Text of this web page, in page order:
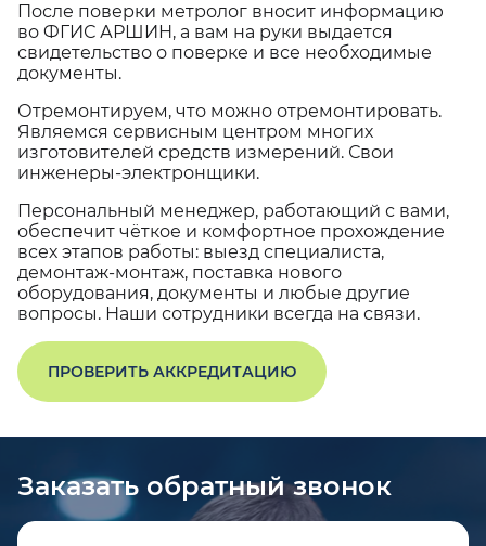
После поверки метролог вносит информацию
во ФГИС АРШИН, а вам на руки выдается
свидетельство о поверке и все необходимые
документы.
Отремонтируем, что можно отремонтировать.
Являемся сервисным центром многих
изготовителей средств измерений. Свои
инженеры-электронщики.
Персональный менеджер, работающий с вами,
обеспечит чёткое и комфортное прохождение
всех этапов работы: выезд специалиста,
демонтаж-монтаж, поставка нового
оборудования, документы и любые другие
вопросы. Наши сотрудники всегда на связи.
ПРОВЕРИТЬ АККРЕДИТАЦИЮ
Заказать обратный звонок